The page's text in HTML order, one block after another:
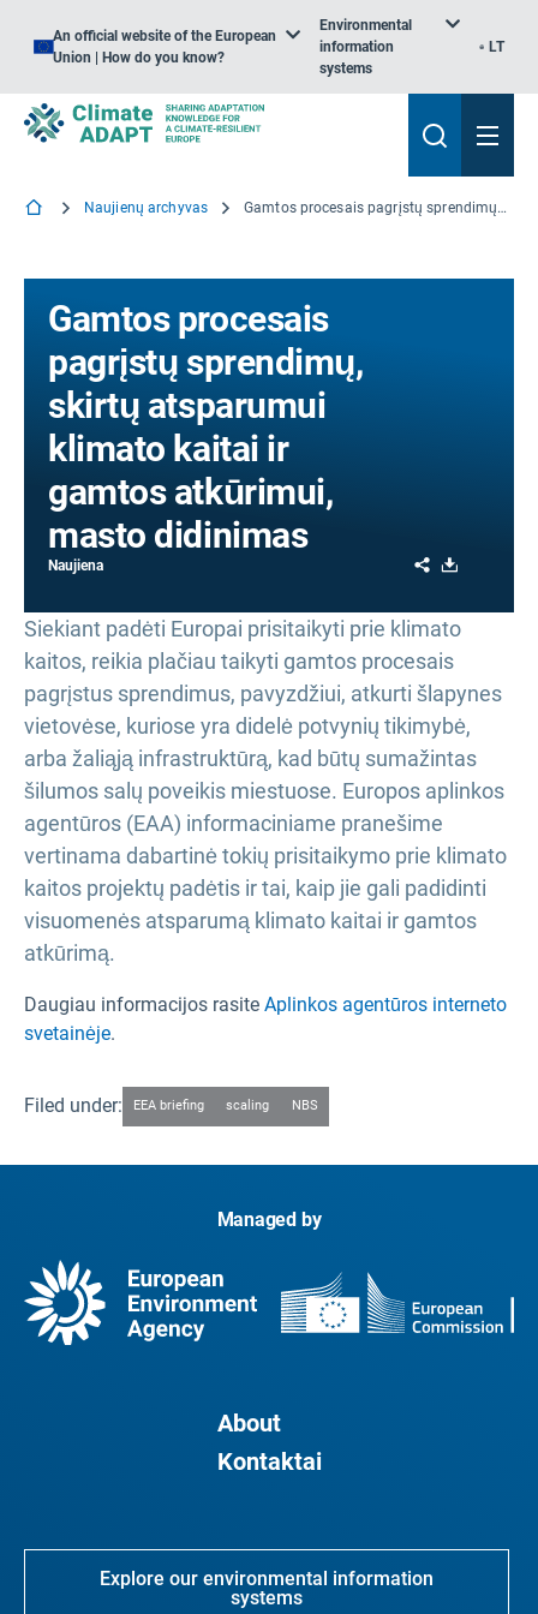
An official website of the European
Union | How do you know?
Environmental
information
systems
LT
Naujienų archyvas Gamtos procesais pagrįstų sprendimų, skirtų atsparumui klimato kaitai ir gamtos atkūrimui, masto didinimas
Gamtos procesais
pagrįstų sprendimų,
skirtų atsparumui
klimato kaitai ir
gamtos atkūrimui,
masto didinimas
Naujiena Share
Siekiant padėti Europai prisitaikyti prie klimato
kaitos, reikia plačiau taikyti gamtos procesais
pagrįstus sprendimus, pavyzdžiui, atkurti šlapynes
vietovėse, kuriose yra didelė potvynių tikimybė,
arba žaliąją infrastruktūrą, kad būtų sumažintas
šilumos salų poveikis miestuose. Europos aplinkos
agentūros (EAA) informaciniame pranešime
vertinama dabartinė tokių prisitaikymo prie klimato
kaitos projektų padėtis ir tai, kaip jie gali padidinti
visuomenės atsparumą klimato kaitai ir gamtos
atkūrimą.
Daugiau informacijos rasite Aplinkos agentūros interneto
svetainėje.
Filed under: EEA briefing scaling NBS
Managed by
About
Kontaktai
Explore our environmental information
systems